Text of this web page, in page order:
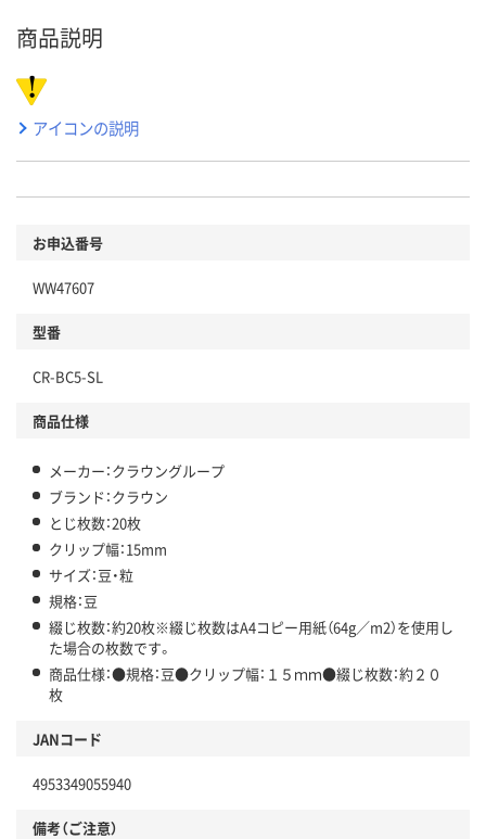
商品説明
アイコンの説明
お申込番号
WW47607
型番
CR-BC5-SL
商品仕様
メーカー：クラウングループ
ブランド：クラウン
とじ枚数：20枚
クリップ幅：15mm
サイズ：豆・粒
規格：豆
綴じ枚数：約20枚※綴じ枚数はA4コピー用紙（64g／m2）を使用し
た場合の枚数です。
商品仕様：●規格：豆●クリップ幅：１５ｍｍ●綴じ枚数：約２０
枚
JANコード
4953349055940
備考（ご注意）